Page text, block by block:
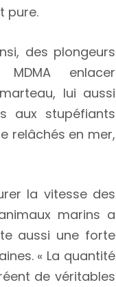
pure.
des plongeurs
enlacer
lui aussi
aux stupéfiants
relâchés en mer,
la vitesse des
marins a
aussi une forte
« La quantité
de véritables